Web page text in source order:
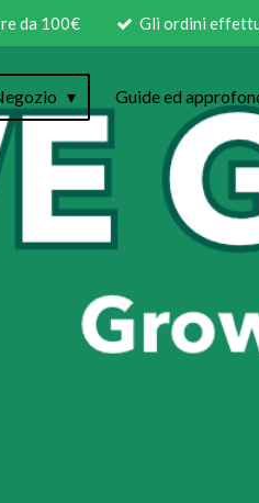
da 100€ Gli ordini
Guide ed